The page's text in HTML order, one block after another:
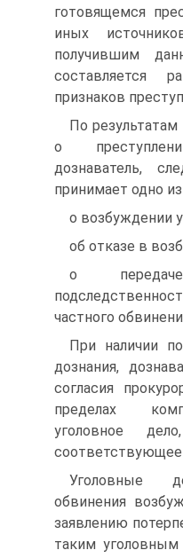
готовящемся
иных
получившим
составляется
признаков
По
о
дознаватель,
принимает одно
о возбуждении
об отказе в
о
частного
При наличии
дознания,
согласия
пределах
уголовное
соответствующее
Уголовные
обвинения
заявлению
таким